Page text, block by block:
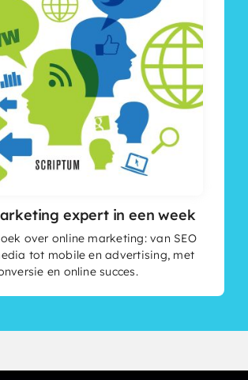
expert in een week
over online marketing: van SEO
tot mobile en advertising, met
en online succes.